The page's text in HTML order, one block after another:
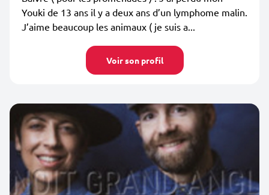
Youki de 13 ans il y a deux ans d’un lymphome malin.
J’aime beaucoup les animaux ( je suis a...
Voir son profil